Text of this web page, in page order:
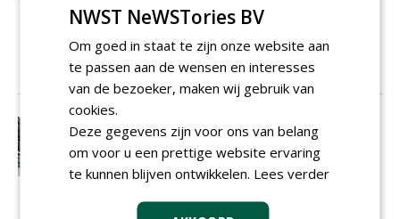
Ebben Inspyriumin Cuijk, is dit
evenement eenmalig omgedoopt tot
Boom Inspyratie Dag.
01-12-2017
10 sec
Bomen over boomprojecten
De mooiste projecten van de afgelopen
periode in the spotlights.
01-12-2017
2 sec
NWST NeWSTories BV
Om goed in staat te zijn onze website aan
te passen aan de wensen en interesses
van de bezoeker, maken wij gebruik van
cookies.
Deze gegevens zijn voor ons van belang
om voor u een prettige website ervaring
te kunnen blijven ontwikkelen. Lees verder